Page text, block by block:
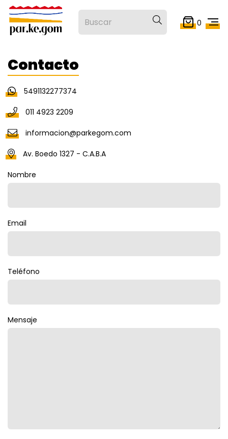
0
Contacto
5491132277374
011 4923 2209
informacion@parkegom.com
Av. Boedo 1327 - C.A.B.A
Nombre
Email
Teléfono
Mensaje